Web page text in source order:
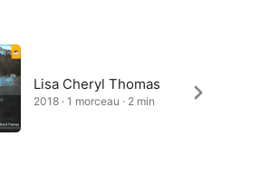
Lisa Cheryl Thomas
2018 · 1 morceau · 2 min